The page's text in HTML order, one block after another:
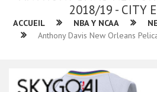
2018/19 - CITY
ACCUEIL NBA Y NCAA
Anthony Davis New Orleans